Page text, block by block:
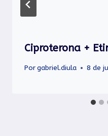
Ciproterona +
Porgabriel.diula 8 de